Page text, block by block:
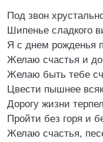
Под звон
Шипенье сладкого
Я с днем рожденья
Желаю счастья и
Желаю быть тебе
Цвести пышнее
Дорогу жизни
Пройти без горя и
Желаю счастья,